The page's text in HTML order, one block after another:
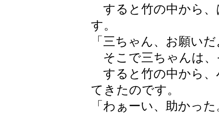
すると竹の中から、
す。
「三ちゃん、お願い
そこで三ちゃんは、
すると竹の中から、
てきたのです。
「わぁーい、助かっ